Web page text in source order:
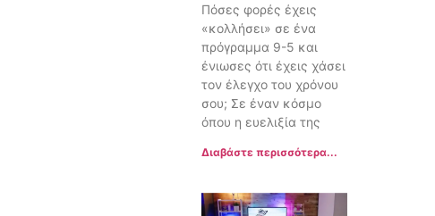
Πόσες φορές έχεις
«κολλήσει» σε ένα
πρόγραμμα 9-5 και
ένιωσες ότι έχεις χάσει
τον έλεγχο του χρόνου
σου; Σε έναν κόσμο
όπου η ευελιξία της
Διαβάστε περισσότερα...